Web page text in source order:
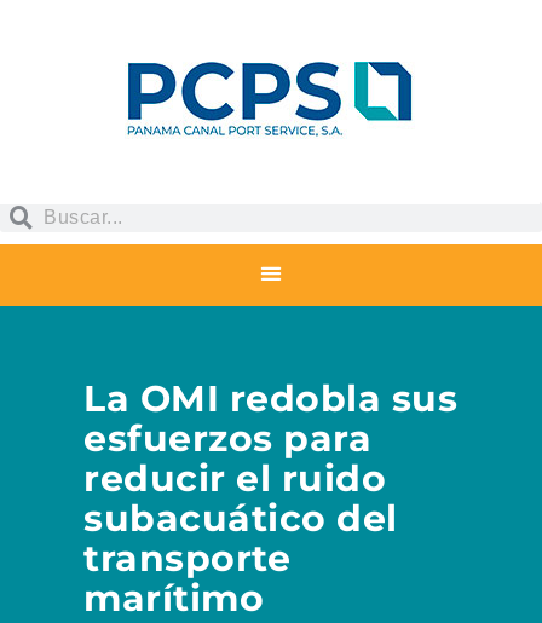
La OMI redobla sus
esfuerzos para
reducir el ruido
subacuático del
transporte
marítimo